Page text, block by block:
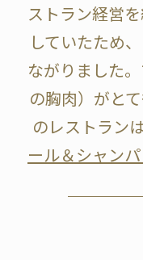
ストラン経営
していたため
ながりました
の胸肉）がと
のレストラン
ール＆シャンパ